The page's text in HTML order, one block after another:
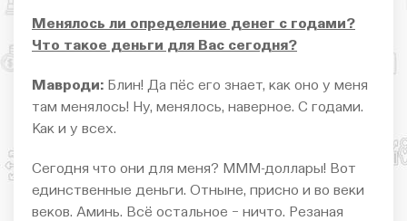
Менялось ли определение денег с годами?
Что такое деньги для Вас сегодня?
Мавроди: Блин! Да пёс его знает, как оно у меня
там менялось! Ну, менялось, наверное. С годами.
Как и у всех.
Сегодня что они для меня? МММ-доллары! Вот
единственные деньги. Отныне, присно и во веки
веков. Аминь. Всё остальное − ничто. Резаная